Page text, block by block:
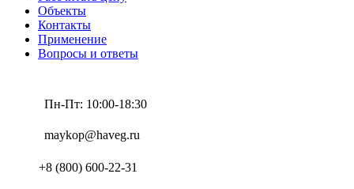
Объекты
Контакты
Применение
Вопросы и ответы
Пн-Пт: 10:00-18:30
maykop@haveg.ru
+8 (800) 600-22-31